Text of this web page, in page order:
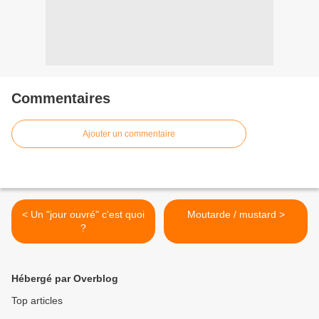
Commentaires
Ajouter un commentaire
< Un "jour ouvré" c'est quoi
?
Moutarde / mustard >
Hébergé par Overblog
Top articles